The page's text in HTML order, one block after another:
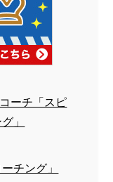
ーチ「スピ
」
チング」